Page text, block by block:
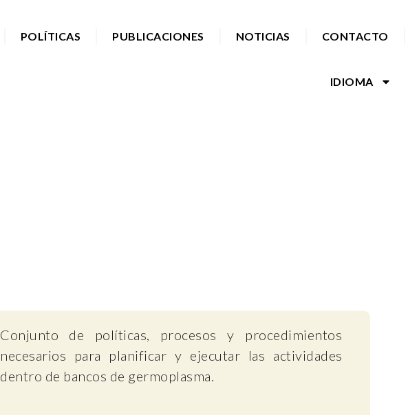
POLÍTICAS PUBLICACIONES NOTICIAS CONTACTO
IDIOMA
Conjunto de políticas, procesos y procedimientos
necesarios para planificar y ejecutar las actividades
dentro de bancos de germoplasma.